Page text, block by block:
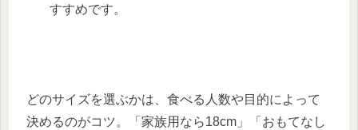
すすめです。
どのサイズを選ぶかは、食べる人数や目的によって
決めるのがコツ。「家族用なら18cm」「おもてなし